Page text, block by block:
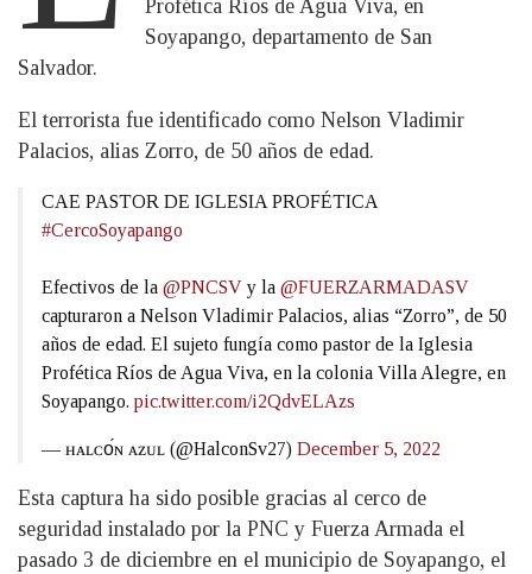
Profética Ríos de Agua Viva, en
Soyapango, departamento de San
Salvador.
El terrorista fue identificado como Nelson Vladimir
Palacios, alias Zorro, de 50 años de edad.
CAE PASTOR DE IGLESIA PROFÉTICA
#CercoSoyapango
Efectivos de la @PNCSV y la @FUERZARMADASV
capturaron a Nelson Vladimir Palacios, alias “Zorro”, de 50
años de edad. El sujeto fungía como pastor de la Iglesia
Profética Ríos de Agua Viva, en la colonia Villa Alegre, en
Soyapango. pic.twitter.com/i2QdvELAzs
— ʜᴀʟᴄᴏ́ɴ ᴀᴢᴜʟ (@HalconSv27) December 5, 2022
Esta captura ha sido posible gracias al cerco de
seguridad instalado por la PNC y Fuerza Armada el
pasado 3 de diciembre en el municipio de Soyapango, el